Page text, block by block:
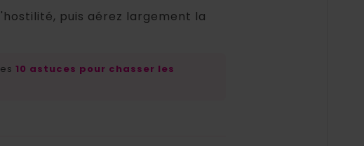
puis aérez largement la
10 astuces pour chasser les